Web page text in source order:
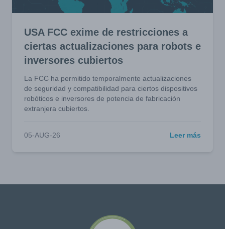
USA FCC exime de restricciones a
ciertas actualizaciones para robots e
inversores cubiertos
La FCC ha permitido temporalmente actualizaciones
de seguridad y compatibilidad para ciertos dispositivos
robóticos e inversores de potencia de fabricación
extranjera cubiertos.
05-AUG-26 Leer más